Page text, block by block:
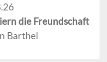
die Freundschaft
Barthel